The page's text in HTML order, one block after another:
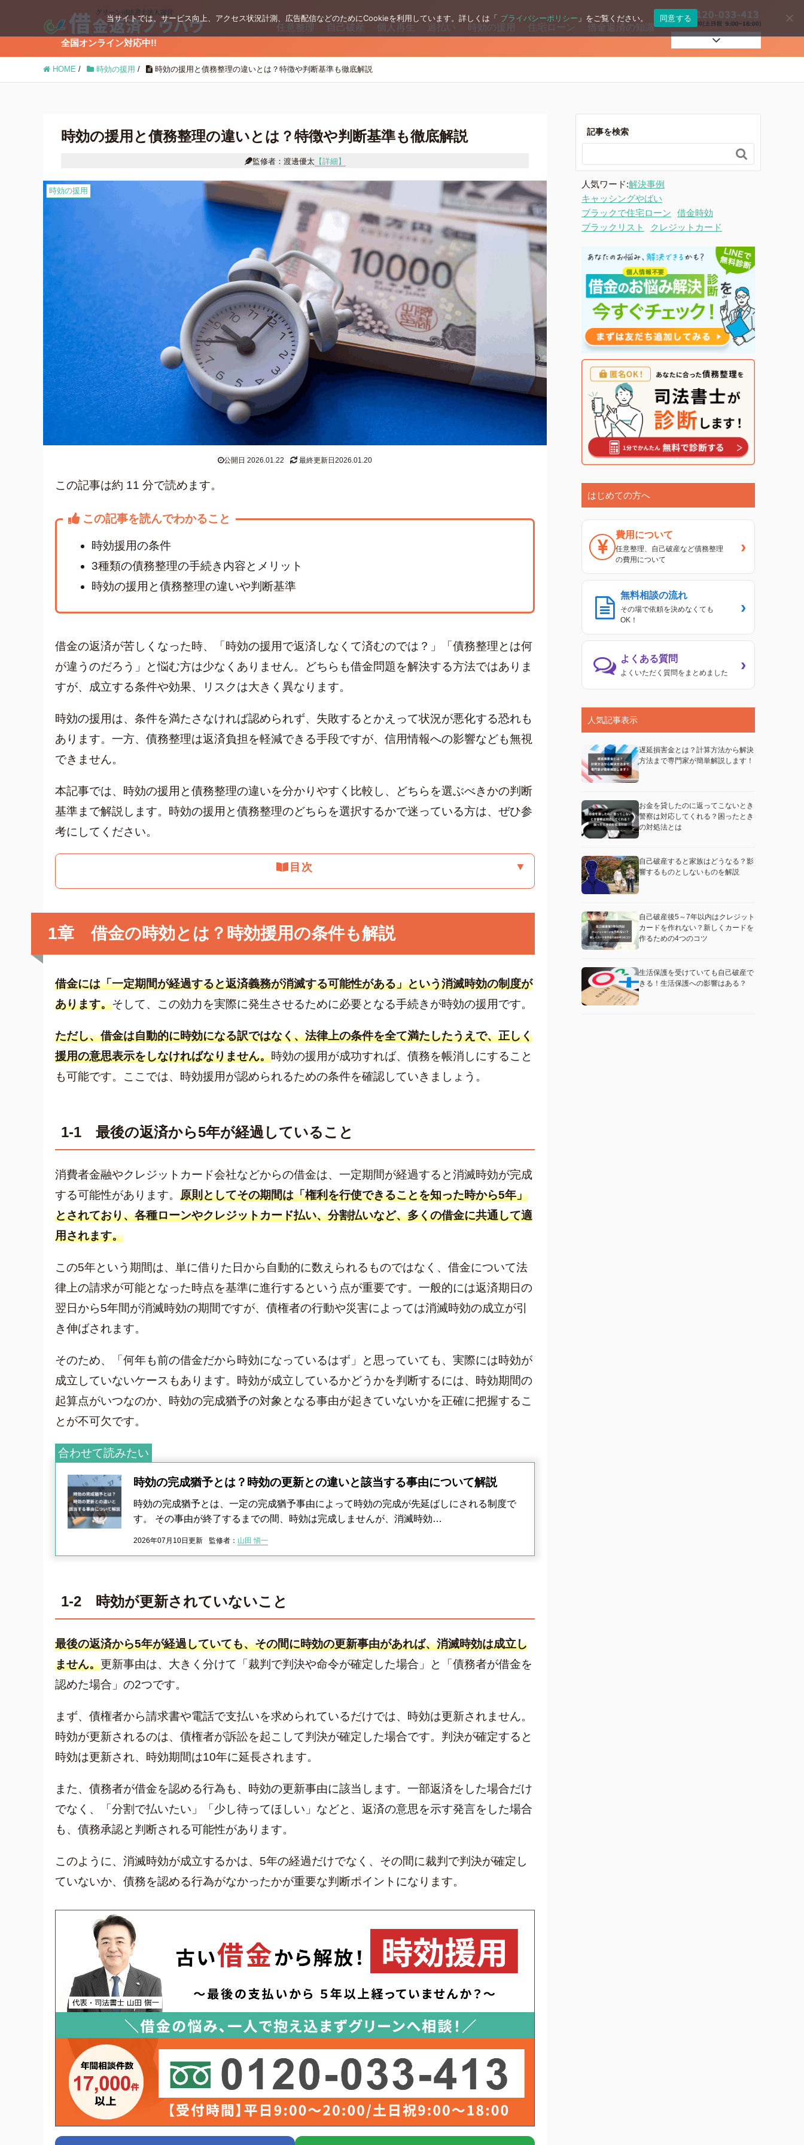
全国オンライン対応中!!
任意整理 自己破産 個人再生 過払い 時効の援用 住宅ローン 借金返済の知識
ブログコンテンツ
個人再生 過払い
住宅ローン
借金返済の知識
人気ワード: 20年前の借金 クレカ 強制解約 家族にバレずに個人再生
解決事例
クレジットカード
グリーン司法書士法人について
よくあるご質問
サイト内の画像等のご利用条件
HOME / 時効の援用 / 時効の援用と債務整理の違いとは？特徴や判断基準も徹底解説
時効の援用と債務整理の違いとは？特徴や判断基準も徹底解説
監修者：渡邊優太【詳細】
時効の援用
公開日 2026.01.22 最終更新日2026.01.20
この記事は約 11 分で読めます。
この記事を読んでわかること
時効援用の条件
3種類の債務整理の手続き内容とメリット
時効の援用と債務整理の違いや判断基準
借金の返済が苦しくなった時、「時効の援用で返済しなくて済むのでは？」「債務整理とは何
が違うのだろう」と悩む方は少なくありません。どちらも借金問題を解決する方法ではありま
すが、成立する条件や効果、リスクは大きく異なります。
時効の援用は、条件を満たさなければ認められず、失敗するとかえって状況が悪化する恐れも
あります。一方、債務整理は返済負担を軽減できる手段ですが、信用情報への影響なども無視
できません。
本記事では、時効の援用と債務整理の違いを分かりやすく比較し、どちらを選ぶべきかの判断
基準まで解説します。時効の援用と債務整理のどちらを選択するかで迷っている方は、ぜひ参
考にしてください。
目次 ▼
1章 借金の時効とは？時効援用の条件も解説
借金には「一定期間が経過すると返済義務が消滅する可能性がある」という消滅時効の制度が
あります。そして、この効力を実際に発生させるために必要となる手続きが時効の援用です。
ただし、借金は自動的に時効になる訳ではなく、法律上の条件を全て満たしたうえで、正しく
援用の意思表示をしなければなりません。時効の援用が成功すれば、債務を帳消しにすること
も可能です。ここでは、時効援用が認められるための条件を確認していきましょう。
1-1 最後の返済から5年が経過していること
消費者金融やクレジットカード会社などからの借金は、一定期間が経過すると消滅時効が完成
する可能性があります。 原則としてその期間は「権利を行使できることを知った時から5年」
とされており、各種ローンやクレジットカード払い、分割払いなど、多くの借金に共通して適
用されます。
この5年という期間は、単に借りた日から自動的に数えられるものではなく、借金について法
律上の請求が可能となった時点を基準に進行するという点が重要です。一般的には返済期日の
翌日から5年間が消滅時効の期間ですが、債権者の行動や災害によっては消滅時効の成立が引
き伸ばされます。
そのため、「何年も前の借金だから時効になっているはず」と思っていても、実際には時効が
成立していないケースもあります。時効が成立しているかどうかを判断するには、時効期間の
起算点がいつなのか、時効の完成猶予の対象となる事由が起きていないかを正確に把握するこ
とが不可欠です。
合わせて読みたい
時効の完成猶予とは？時効の更新との違いと該当する事由について解説
時効の完成猶予とは、一定の完成猶予事由によって時効の完成が先延ばしにされる制度で
す。 その事由が終了するまでの間、時効は完成しませんが、消滅時効…
2026年07月10日更新 監修者： 山田 愼一
1-2 時効が更新されていないこと
最後の返済から5年が経過していても、その間に時効の更新事由があれば、消滅時効は成立し
ません。更新事由は、大きく分けて「裁判で判決や命令が確定した場合」と「債務者が借金を
認めた場合」の2つです。
まず、債権者から請求書や電話で支払いを求められているだけでは、時効は更新されません。
時効が更新されるのは、債権者が訴訟を起こして判決が確定した場合です。判決が確定すると
時効は更新され、時効期間は10年に延長されます。
また、債務者が借金を認める行為も、時効の更新事由に該当します。一部返済をした場合だけ
でなく、「分割で払いたい」「少し待ってほしい」などと、返済の意思を示す発言をした場合
も、債務承認と判断される可能性があります。
このように、消滅時効が成立するかは、5年の経過だけでなく、その間に裁判で判決が確定し
ていないか、債務を認める行為がなかったかが重要な判断ポイントになります。
記事を検索

人気ワード:解決事例
キャッシングやばい
ブラックで住宅ローン
借金時効
ブラックリスト
クレジットカード
はじめての方へ
費用について
任意整理、自己破産など債務整理
の費用について
›
無料相談の流れ
その場で依頼を決めなくても
OK！
›
よくある質問
よくいただく質問をまとめました ›
人気記事表示
遅延損害金とは？計算方法から解決
方法まで専門家が簡単解説します！
お金を貸したのに返ってこないとき
警察は対応してくれる？困ったとき
の対処法とは
自己破産すると家族はどうなる？影
響するものとしないものを解説
自己破産後5～7年以内はクレジット
カードを作れない？新しくカードを
作るための4つのコツ
生活保護を受けていても自己破産で
きる！生活保護への影響はある？
当サイトでは、サービス向上、アクセス状況計測、広告配信などのためにCookieを利用しています。詳しくは「 プライバシーポリシー 」をご覧ください。 同意する